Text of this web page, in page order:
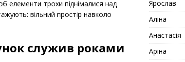
елементи трохи піднімалися над
вільний простір навколо
служив роками
Ярослав
Аліна
Анастасія
Аріна